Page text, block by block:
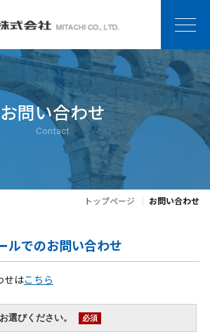
お問い合わせ
Contact
トップページ お問い合わせ
ルでのお問い合わせ
せはこちら
選びください。 必須